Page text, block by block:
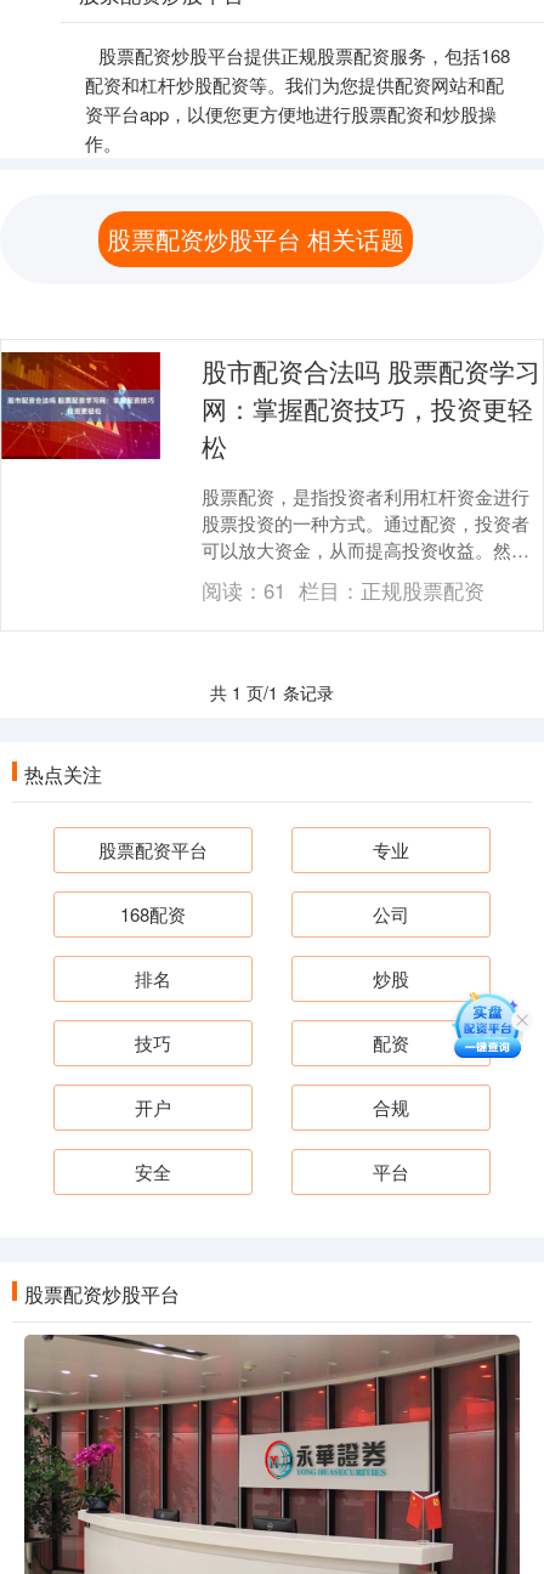
股票配资炒股平台提供正规股票配资服务，包括168
配资和杠杆炒股配资等。我们为您提供配资网站和配
资平台app，以便您更方便地进行股票配资和炒股操
作。
股票配资炒股平台 相关话题
股市配资合法吗 股票配资学习
网：掌握配资技巧，投资更轻
松
股票配资，是指投资者利用杠杆资金进行
股票投资的一种方式。通过配资，投资者
可以放大资金，从而提高投资收益。然
而，配资也存在一定的风险，因此投资者
需要掌握配资技巧，....
阅读：61 栏目： 正规股票配资
共 1 页/1 条记录
热点关注
股票配资平台 专业
168配资 公司
排名 炒股
技巧 配资
开户 合规
安全 平台
股票配资炒股平台